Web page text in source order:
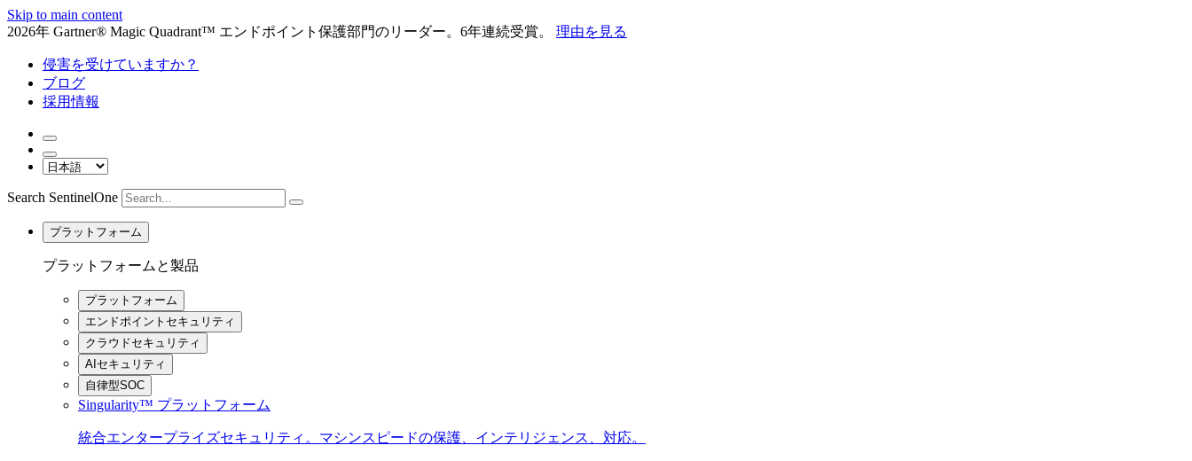
Skip to main content
2026年 Gartner® Magic Quadrant™ エンドポイント保護部門のリーダー。6年連続受賞。
理由を見る
侵害を受けていますか？
ブログ
採用情報
Search SentinelOne
プラットフォーム
プラットフォームと製品
プラットフォーム
エンドポイントセキュリティ
クラウドセキュリティ
AIセキュリティ
自律型SOC
Singularity™ プラットフォーム
統合エンタープライズセキュリティ。マシンスピードの保護、インテリジェンス、対応。